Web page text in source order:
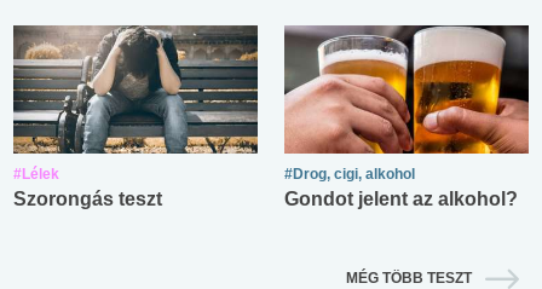
#Lélek
Szorongás teszt
#Drog, cigi, alkohol
Gondot jelent az alkohol?
MÉG TÖBB TESZT